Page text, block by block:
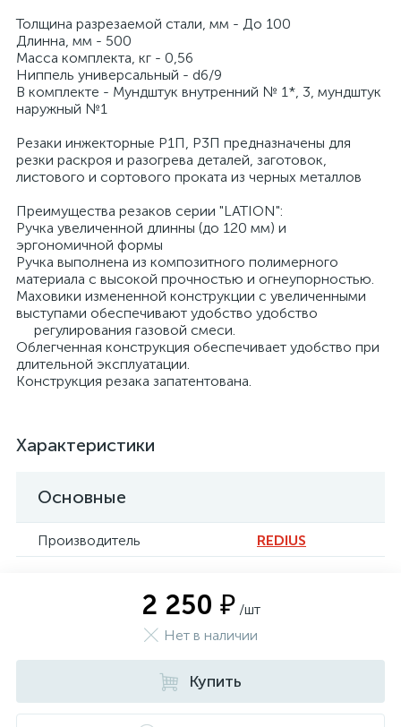
Толщина разрезаемой стали, мм - До 100
Длинна, мм - 500
Масса комплекта, кг - 0,56
Ниппель универсальный - d6/9
В комплекте - Мундштук внутренний № 1*, 3, мундштук
наружный №1
Резаки инжекторные Р1П, Р3П предназначены для
резки раскроя и разогрева деталей, заготовок,
листового и сортового проката из черных металлов
Преимущества резаков серии "LATION":
Ручка увеличенной длинны (до 120 мм) и
эргономичной формы
Ручка выполнена из композитного полимерного
материала с высокой прочностью и огнеупорностью.
Маховики измененной конструкции с увеличенными
выступами обеспечивают удобство удобство
регулирования газовой смеси.
Облегченная конструкция обеспечивает удобство при
длительной эксплуатации.
Конструкция резака запатентована.
Характеристики
Основные
Производитель REDIUS
2 250 ₽ /шт
Нет в наличии
Купить